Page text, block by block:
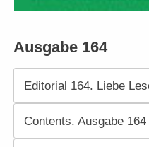
Ausgabe 164
Editorial 164. Liebe
Contents. Ausgabe 164